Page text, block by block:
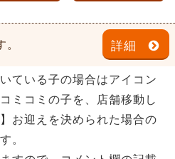
詳細
ている子の場合はアイコン
ミコミの子を、店舗移動し
お迎えを決められた場合の
。